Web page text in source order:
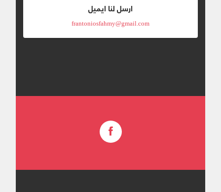
ارسل لنا ايميل
frantoniosfahmy@gmail.com